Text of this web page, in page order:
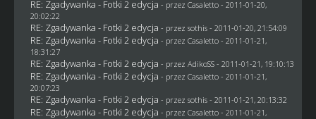
RE: Zgadywanka - Fotki 2 edycja - przez Casaletto- 2011-01-20,
20:02:22
RE: Zgadywanka - Fotki 2 edycja - przez sothis- 2011-01-20, 21:54:09
RE: Zgadywanka - Fotki 2 edycja - przez Casaletto- 2011-01-21,
18:31:27
RE: Zgadywanka - Fotki 2 edycja - przez AdikoSS - 2011-01-21, 19:10:13
RE: Zgadywanka - Fotki 2 edycja - przez Casaletto- 2011-01-21,
20:07:23
RE: Zgadywanka - Fotki 2 edycja - przez sothis- 2011-01-21, 20:13:32
RE: Zgadywanka - Fotki 2 edycja - przez Casaletto- 2011-01-21,